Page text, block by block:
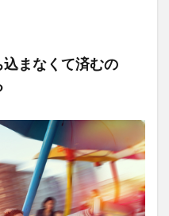
まなくて済むの